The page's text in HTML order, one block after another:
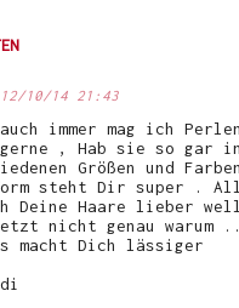
12/10/14 21:43
auch immer mag ich
, Hab sie so gar in
Größen und
steht Dir super .
Deine Haare lieber
nicht genau warum
macht Dich lässiger